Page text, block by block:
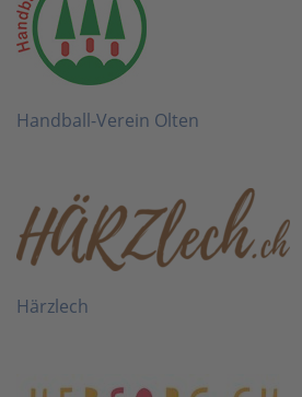
Handball-Verein Olten
Härzlech